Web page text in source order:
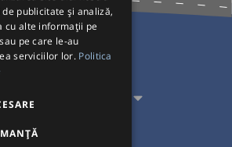
Călători
Transportatori
publicitate și analiză,
cu alte informații pe
pe care le-au
serviciilor lor. Politica